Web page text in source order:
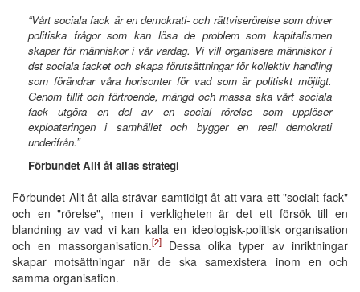
“Vårt sociala fack är en demokrati- och rättviserörelse som driver
politiska frågor som kan lösa de problem som kapitalismen
skapar för människor i vår vardag. Vi vill organisera människor i
det sociala facket och skapa förutsättningar för kollektiv handling
som förändrar våra horisonter för vad som är politiskt möjligt.
Genom tillit och förtroende, mängd och massa ska vårt sociala
fack utgöra en del av en social rörelse som upplöser
exploateringen i samhället och bygger en reell demokrati
underifrån.”
Förbundet Allt åt allas strategi
Förbundet Allt åt alla strävar samtidigt åt att vara ett "socialt fack"
och en "rörelse", men i verkligheten är det ett försök till en
blandning av vad vi kan kalla en ideologisk-politisk organisation
och en massorganisation.[2]Dessa olika typer av inriktningar
skapar motsättningar när de ska samexistera inom en och
samma organisation.